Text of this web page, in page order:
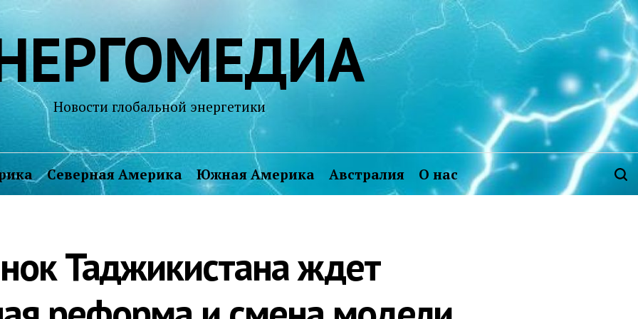
Новости глобальной энергетики
Северная Америка Южная Америка Австралия О нас
Таджикистана ждет